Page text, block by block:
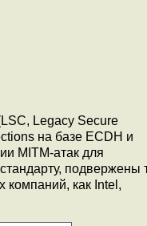
Legacy Secure
на базе ECDH и
MITM-атак для
подвержены
компаний, как Intel,